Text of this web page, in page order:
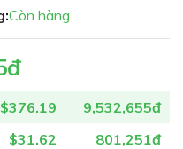
Còn hàng
$376.19
9,532,655đ
$31.62
801,251đ